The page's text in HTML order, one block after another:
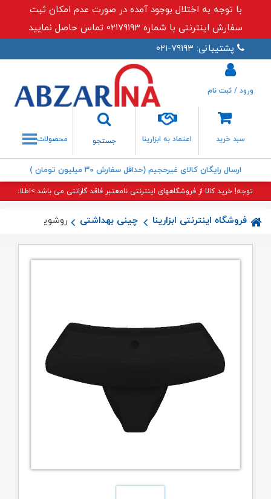
با توجه به اختلال بوجود آمده در صورت عدم امکان ثبت
سفارش اینترنتی با شماره ۰۲۱۷۹۱۹۳ تماس حاصل نمایید
پشتیبانی: ۷۹۱۹۳-۰۲۱
سبد خرید اعتماد به ابزارینا
جستجو
جستجو
ورود / ثبت نام
محصولات
ارسال رایگان کالای غیرحجیم (حداقل سفارش ۳۰ میلیون تومان )
توجه! خرید کالا از فروشگاههای اینترنتی نامعتبر فاقد گارانتی می باشد.>اطلاعات
فروشگاه اینترنتی ابزارینا چینی بهداشتی روشویی نیم